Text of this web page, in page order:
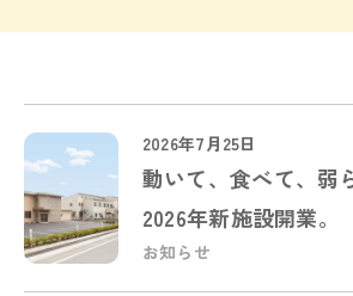
2026年7月25日
動いて、食べて、弱
2026年新施設開業。
お知らせ